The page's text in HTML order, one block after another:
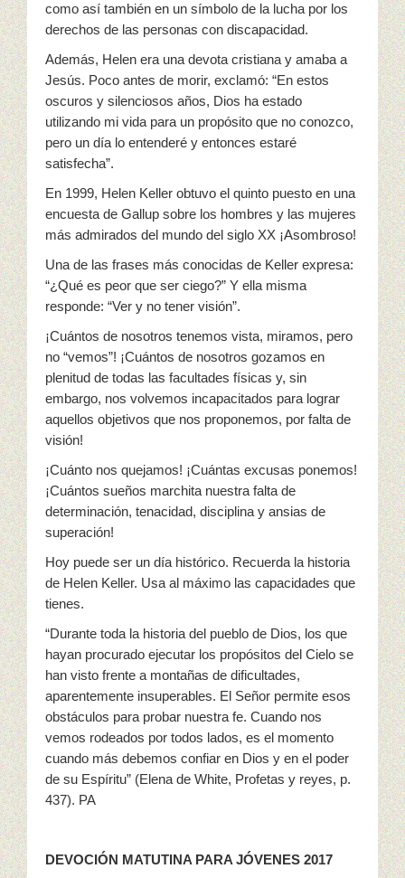
como así también en un símbolo de la lucha por los
derechos de las personas con discapacidad.
Además, Helen era una devota cristiana y amaba a
Jesús. Poco antes de morir, exclamó: “En estos
oscuros y silenciosos años, Dios ha estado
utilizando mi vida para un propósito que no conozco,
pero un día lo entenderé y entonces estaré
satisfecha”.
En 1999, Helen Keller obtuvo el quinto puesto en una
encuesta de Gallup sobre los hombres y las mujeres
más admirados del mundo del siglo XX ¡Asombroso!
Una de las frases más conocidas de Keller expresa:
“¿Qué es peor que ser ciego?” Y ella misma
responde: “Ver y no tener visión”.
¡Cuántos de nosotros tenemos vista, miramos, pero
no “vemos”! ¡Cuántos de nosotros gozamos en
plenitud de todas las facultades físicas y, sin
embargo, nos volvemos incapacitados para lograr
aquellos objetivos que nos proponemos, por falta de
visión!
¡Cuánto nos quejamos! ¡Cuántas excusas ponemos!
¡Cuántos sueños marchita nuestra falta de
determinación, tenacidad, disciplina y ansias de
superación!
Hoy puede ser un día histórico. Recuerda la historia
de Helen Keller. Usa al máximo las capacidades que
tienes.
“Durante toda la historia del pueblo de Dios, los que
hayan procurado ejecutar los propósitos del Cielo se
han visto frente a montañas de dificultades,
aparentemente insuperables. El Señor permite esos
obstáculos para probar nuestra fe. Cuando nos
vemos rodeados por todos lados, es el momento
cuando más debemos confiar en Dios y en el poder
de su Espíritu” (Elena de White, Profetas y reyes, p.
437). PA
DEVOCIÓN MATUTINA PARA JÓVENES 2017